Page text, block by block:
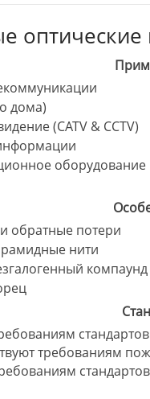
дома)
(CATV & CCTV)
оборудование
обратные потери
нити
компаунд
требованиям